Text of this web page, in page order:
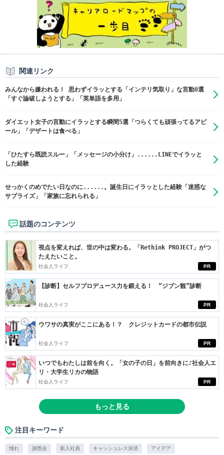
関連リンク
みんなから嫌われる！ 思わずイラッとする「インテリ気取り」な言動8選
「すぐ論破しようとする」「英単語を多用」
ダイエット女子の言動にイラッとする瞬間5選「つらくても頑張ってるアピ
ール」「デザートは食べる」
「ひたすら既読スルー」「メッセージの小分け」......LINEでイラッと
した経験
せっかくのめでたい日なのに......。誕生日にイラッとした経験「迷惑な
サプライズ」「家族に忘れられる」
話題のコンテンツ
PR
視点を変えれば、世の中は変わる。「Rethink PROJECT」がつ
たえたいこと。
社会人ライフ
PR
【診断】セルフプロデュース力を鍛える！ “ジブン観”診断
社会人ライフ
PR
ウワサの真実がここにある！？ クレジットカードの都市伝説
社会人ライフ
PR
いつでもわたしは前を向く。「女の子の日」を前向きに♪社会人エ
リ・大学生リカの物語
社会人ライフ
もっと見る
注目キーワード
憧れ 謝恩会 新入社員 キャッシュレス決済 アイデア